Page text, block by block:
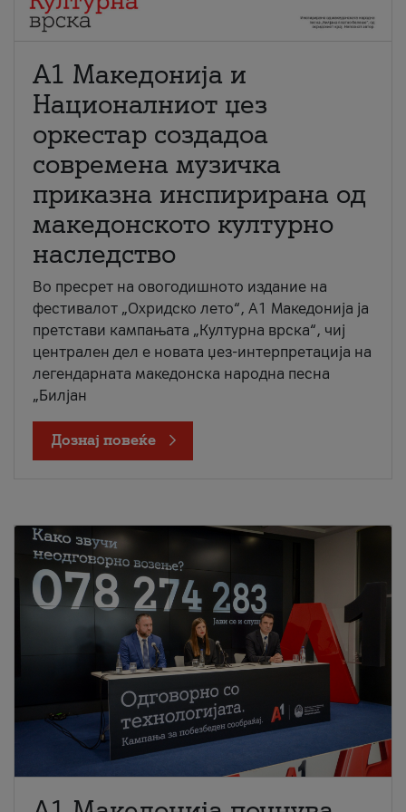
А1 Македонија и
Националниот џез
оркестар создадоа
современа музичка
приказна инспирирана од
македонското културно
наследство
Во пресрет на овогодишното издание на
фестивалот „Охридско лето“, А1 Македонија ја
претстави кампањата „Културна врска“, чиј
централен дел е новата џез-интерпретација на
легендарната македонска народна песна
„Билјан
Дознај повеќе